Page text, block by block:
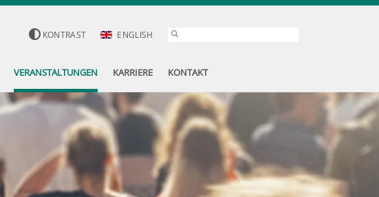
KONTRAST ENGLISH
VERANSTALTUNGEN KARRIERE KONTAKT